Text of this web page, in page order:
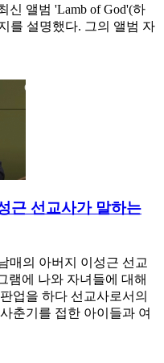
신 앨범 'Lamb of God'(하
를 설명했다. 그의 앨범 자
근 선교사가 말하는
매의 아버지 이성근 선교
램에 나와 자녀들에 대해
업을 하다 선교사로서의
춘기를 접한 아이들과 여